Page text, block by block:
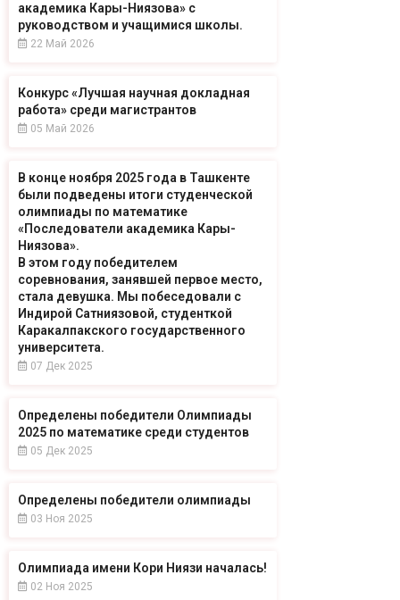
академика Кары-Ниязова» с
руководством и учащимися школы.
22 Май 2026
Конкурс «Лучшая научная докладная
работа» среди магистрантов
05 Май 2026
В конце ноября 2025 года в Ташкенте
были подведены итоги студенческой
олимпиады по математике
«Последователи академика Кары-
Ниязова».
В этом году победителем
соревнования, занявшей первое место,
стала девушка. Мы побеседовали с
Индирой Сатниязовой, студенткой
Каракалпакского государственного
университета.
07 Дек 2025
Определены победители Олимпиады
2025 по математике среди студентов
05 Дек 2025
Определены победители олимпиады
03 Ноя 2025
Олимпиада имени Кори Ниязи началась!
02 Ноя 2025